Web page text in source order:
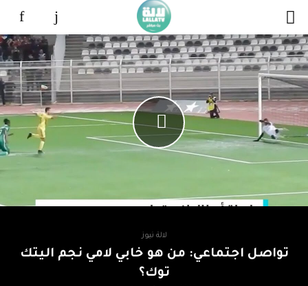
لالة نيوز
تواصل اجتماعي: من هو خابي لامي نجم اليتك
توك؟